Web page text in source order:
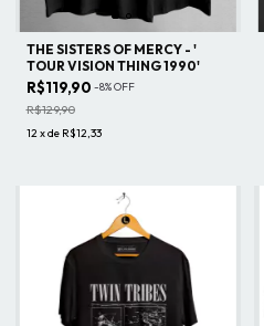
THE SISTERS OF MERCY - '
TOUR VISION THING 1990'
R$119,90 -8%OFF
R$129,90
12xde R$12,33